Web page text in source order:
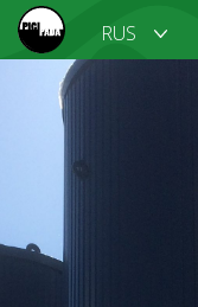
RUS